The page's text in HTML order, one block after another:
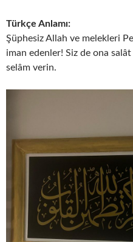
Türkçe Anlamı:
Şüphesiz Allah ve melekleri
iman edenler! Siz de ona
selâm verin.